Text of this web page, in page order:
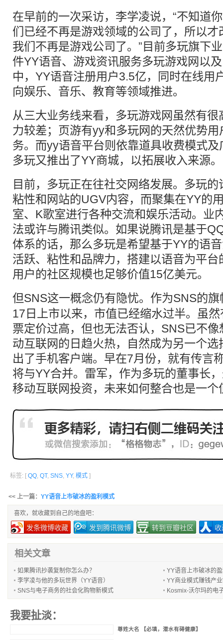
在早前的一次采访，李学凌说，“不知道
们已经不再是游戏领域的公司了，所以
我们不再是游戏公司了。”目前多玩旗下
件YY语音、游戏资讯服务多玩游戏网以
中，YY语音注册用户3.5亿，同时在线用
向娱乐、音乐、教育等领域推进。
从三大业务线来看，多玩游戏网虽然有
力较差；页游有yy和多玩网的天然优势
务。而yy语音平台则依靠道具收费模式
多玩又推出了YY商城，以拓展收入来源。
目前，多玩正在往社交网络发展。多玩
粘性和网站的UGV内容，而聚集在YY的
室、K歌室进行各种交流和娱乐活动。业
法或许与腾讯类似。如果说腾讯是基于
体系的话，那么多玩是希望基于YY的语
活跃、粘性和品牌力，搭建以语音为平
用户的社区规模也足够价值15亿美元。
但SNS这一概念仍有隐忧。作为SNS的
17日上市以来，市值已经缩水过半。虽
票定价过高，但也无法否认，SNS已不
动互联网的日趋火热，自然成为另一个
出了手机客户端。早在7月份，就有传言
将与YY合并。雷军，作为多玩的董事长
移动互联网投资，未来如何整合也是一
标签: [ QQ, QT, SNS, YY, 模式 ]
<< 上一篇： YY语音上市破冰的盈利模式
喜欢，就收藏到自己的地盘吧：
发条微博收藏 发到腾讯微博 转到豆瓣社区
相关文章
如果腾讯抄袭复制你怎么办？
YY语音上市破冰的
李学凌与他的多玩世界（YY语音）
YY商业模式赚钱产
SNS与电子商务的社会化购物新模式
Kosmix-沃尔玛的电
我要扯淡：
尊姓大名 【必填，潜水有碍健康】